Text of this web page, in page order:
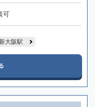
可
新大阪駅